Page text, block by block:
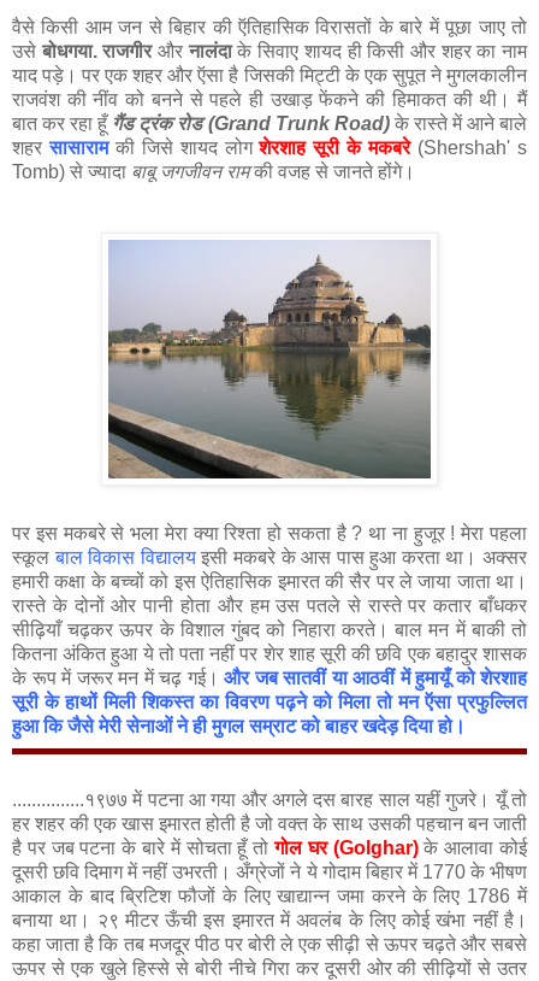
वैसे किसी आम जन से बिहार की ऍतिहासिक विरासतों के बारे में पूछा जाए तो
उसेबोधगया. राजगीरऔरनालंदाके सिवाए शायद ही किसी और शहर का नाम
याद पड़े। पर एक शहर और ऍसा है जिसकी मिट्टी के एक सुपूत ने मुगलकालीन
राजवंश की नींव को बनने से पहले ही उखाड़ फेंकने की हिमाकत की थी। मैं
बात कर रहा हूँ गैंड ट्रंक रोड (Grand Trunk Road)के रास्ते में आने बाले
शहरसासारामकी जिसे शायद लोगशेरशाह सूरी के मकबरे(Shershah' s
Tomb) से ज्यादा बाबू जगजीवन रामकी वजह से जानते होंगे।
पर इस मकबरे से भला मेरा क्या रिश्ता हो सकता है ? था ना हुजूर ! मेरा पहला
स्कूलबाल विकास विद्यालयइसी मकबरे के आस पास हुआ करता था। अक्सर
हमारी कक्षा के बच्चों को इस ऐतिहासिक इमारत की सैर पर ले जाया जाता था।
रास्ते के दोनों ओर पानी होता और हम उस पतले से रास्ते पर कतार बाँधकर
सीढ़ियाँ चढ़कर ऊपर के विशाल गुंबद को निहारा करते। बाल मन में बाकी तो
कितना अंकित हुआ ये तो पता नहीं पर शेर शाह सूरी की छवि एक बहादुर शासक
के रूप में जरूर मन में चढ़ गई। और जब सातवीं या आठवीं में हुमायूँ को शेरशाह
सूरी के हाथों मिली शिकस्त का विवरण पढ़ने को मिला तो मन ऍसा प्रफुल्लित
हुआ कि जैसे मेरी सेनाओं ने ही मुगल सम्राट को बाहर खदेड़ दिया हो।
...............१९७७ में पटना आ गया और अगले दस बारह साल यहीं गुजरे। यूँ तो
हर शहर की एक खास इमारत होती है जो वक्त के साथ उसकी पहचान बन जाती
है पर जब पटना के बारे में सोचता हूँ तोगोल घर (Golghar)के आलावा कोई
दूसरी छवि दिमाग में नहीं उभरती। अँग्रेजों ने ये गोदाम बिहार में 1770 के भीषण
आकाल के बाद ब्रिटिश फौजों के लिए खाद्यान्न जमा करने के लिए 1786 में
बनाया था। २९ मीटर ऊँची इस इमारत में अवलंब के लिए कोई खंभा नहीं है।
कहा जाता है कि तब मजदूर पीठ पर बोरी ले एक सीढ़ी से ऊपर चढ़ते और सबसे
ऊपर से एक खुले हिस्से से बोरी नीचे गिरा कर दूसरी ओर की सीढ़ियों से उतर